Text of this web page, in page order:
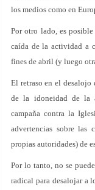
los medios como en
Por otro lado, es
caída de la actividad a
fines de abril (y luego
El retraso en el desalojo
de la idoneidad de la
campaña contra la
advertencias sobre las
propias autoridades) de
Por lo tanto, no se
radical para desalojar a